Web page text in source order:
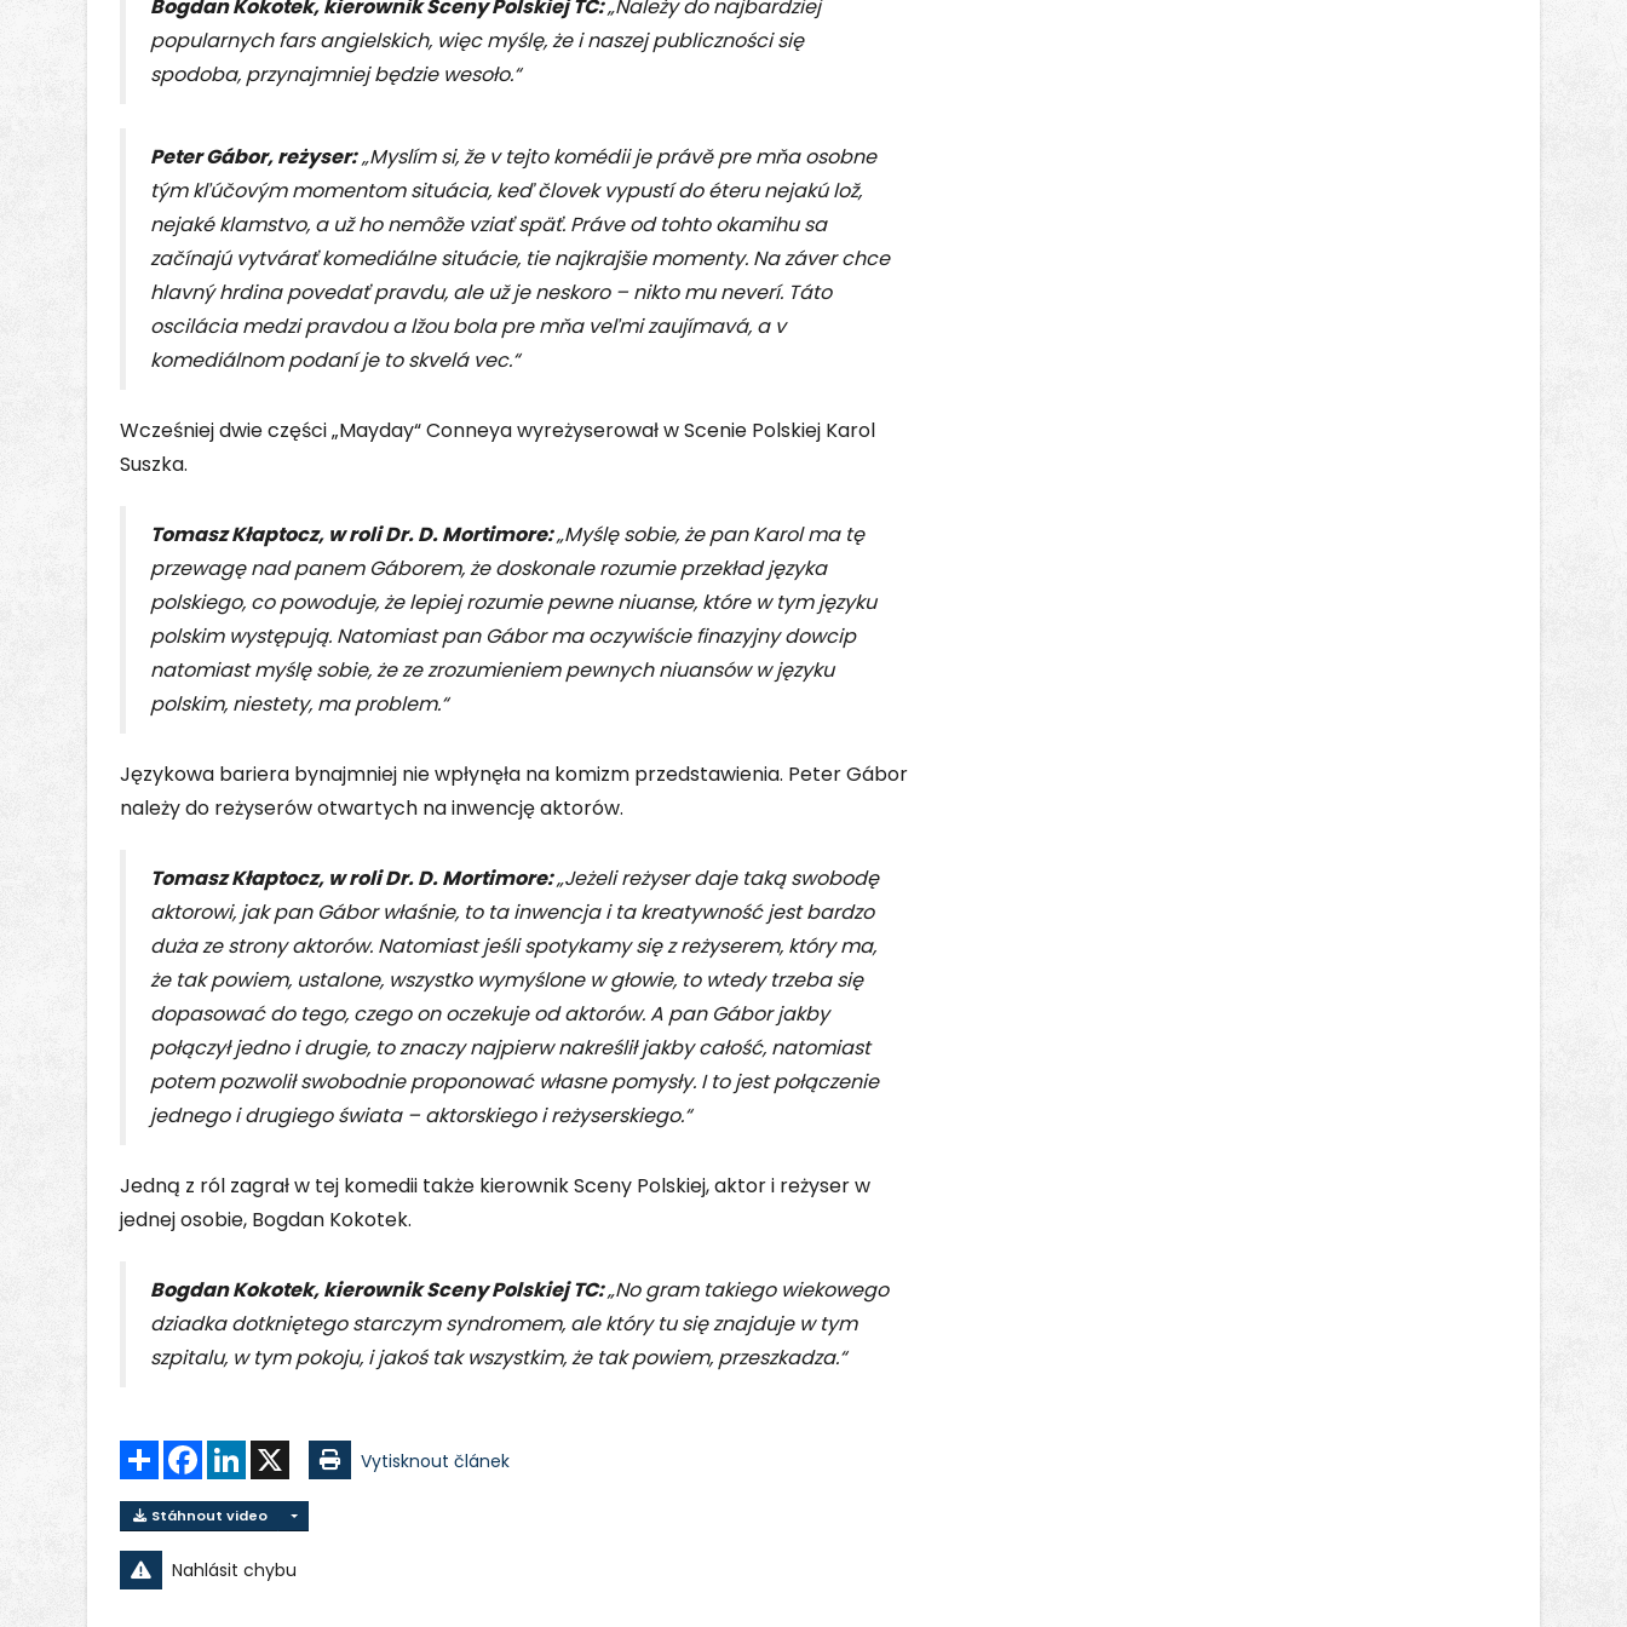
Bogdan Kokotek, kierownik Sceny Polskiej TC:„Należy do najbardziej
popularnych fars angielskich, więc myślę, że i naszej publiczności się
spodoba, przynajmniej będzie wesoło.“
Peter Gábor, reżyser:„Myslím si, že v tejto komédii je právě pre mňa osobne
tým kľúčovým momentom situácia, keď človek vypustí do éteru nejakú lož,
nejaké klamstvo, a už ho nemôže vziať späť. Práve od tohto okamihu sa
začínajú vytvárať komediálne situácie, tie najkrajšie momenty. Na záver chce
hlavný hrdina povedať pravdu, ale už je neskoro – nikto mu neverí. Táto
oscilácia medzi pravdou a lžou bola pre mňa veľmi zaujímavá, a v
komediálnom podaní je to skvelá vec.“
Wcześniej dwie części „Mayday“ Conneya wyreżyserował w Scenie Polskiej Karol
Suszka.
Tomasz Kłaptocz, w roli Dr. D. Mortimore:„Myślę sobie, że pan Karol ma tę
przewagę nad panem Gáborem, że doskonale rozumie przekład języka
polskiego, co powoduje, że lepiej rozumie pewne niuanse, które w tym języku
polskim występują. Natomiast pan Gábor ma oczywiście finazyjny dowcip
natomiast myślę sobie, że ze zrozumieniem pewnych niuansów w języku
polskim, niestety, ma problem.“
Językowa bariera bynajmniej nie wpłynęła na komizm przedstawienia. Peter Gábor
należy do reżyserów otwartych na inwencję aktorów.
Tomasz Kłaptocz, w roli Dr. D. Mortimore:„Jeżeli reżyser daje taką swobodę
aktorowi, jak pan Gábor właśnie, to ta inwencja i ta kreatywność jest bardzo
duża ze strony aktorów. Natomiast jeśli spotykamy się z reżyserem, który ma,
że tak powiem, ustalone, wszystko wymyślone w głowie, to wtedy trzeba się
dopasować do tego, czego on oczekuje od aktorów. A pan Gábor jakby
połączył jedno i drugie, to znaczy najpierw nakreślił jakby całość, natomiast
potem pozwolił swobodnie proponować własne pomysły. I to jest połączenie
jednego i drugiego świata – aktorskiego i reżyserskiego.“
Jedną z ról zagrał w tej komedii także kierownik Sceny Polskiej, aktor i reżyser w
jednej osobie, Bogdan Kokotek.
Bogdan Kokotek, kierownik Sceny Polskiej TC:„No gram takiego wiekowego
dziadka dotkniętego starczym syndromem, ale który tu się znajduje w tym
szpitalu, w tym pokoju, i jakoś tak wszystkim, że tak powiem, przeszkadza.“
Sdílet FacebookLinkedIn Vytisknout článek
Stáhnout video
Nahlásit chybu